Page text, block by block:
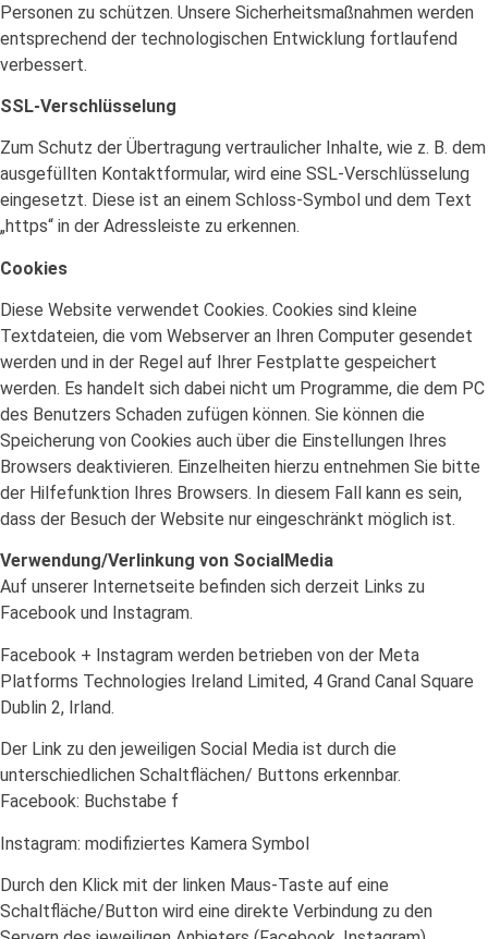
Personen zu schützen. Unsere Sicherheitsmaßnahmen werden
entsprechend der technologischen Entwicklung fortlaufend
verbessert.
SSL-Verschlüsselung
Zum Schutz der Übertragung vertraulicher Inhalte, wie z. B. dem
ausgefüllten Kontaktformular, wird eine SSL-Verschlüsselung
eingesetzt. Diese ist an einem Schloss-Symbol und dem Text
„https“ in der Adressleiste zu erkennen.
Cookies
Diese Website verwendet Cookies. Cookies sind kleine
Textdateien, die vom Webserver an Ihren Computer gesendet
werden und in der Regel auf Ihrer Festplatte gespeichert
werden. Es handelt sich dabei nicht um Programme, die dem PC
des Benutzers Schaden zufügen können. Sie können die
Speicherung von Cookies auch über die Einstellungen Ihres
Browsers deaktivieren. Einzelheiten hierzu entnehmen Sie bitte
der Hilfefunktion Ihres Browsers. In diesem Fall kann es sein,
dass der Besuch der Website nur eingeschränkt möglich ist.
Verwendung/Verlinkung von SocialMedia
Auf unserer Internetseite befinden sich derzeit Links zu
Facebook und Instagram.
Facebook + Instagram werden betrieben von der Meta
Platforms Technologies Ireland Limited, 4 Grand Canal Square
Dublin 2, Irland.
Der Link zu den jeweiligen Social Media ist durch die
unterschiedlichen Schaltflächen/ Buttons erkennbar.
Facebook: Buchstabe f
Instagram: modifiziertes Kamera Symbol
Durch den Klick mit der linken Maus-Taste auf eine
Schaltfläche/Button wird eine direkte Verbindung zu den